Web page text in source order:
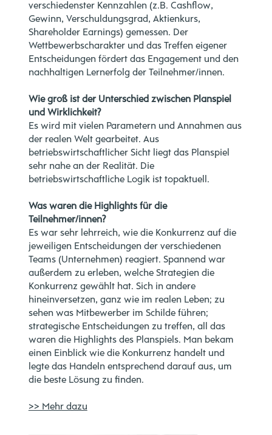
verschiedenster Kennzahlen (z.B. Cashflow,
Gewinn, Verschuldungsgrad, Aktienkurs,
Shareholder Earnings) gemessen. Der
Wettbewerbscharakter und das Treffen eigener
Entscheidungen fördert das Engagement und den
nachhaltigen Lernerfolg der Teilnehmer/innen.
Wie groß ist der Unterschied zwischen Planspiel
und Wirklichkeit?
Es wird mit vielen Parametern und Annahmen aus
der realen Welt gearbeitet. Aus
betriebswirtschaftlicher Sicht liegt das Planspiel
sehr nahe an der Realität. Die
betriebswirtschaftliche Logik ist topaktuell.
Was waren die Highlights für die
Teilnehmer/innen?
Es war sehr lehrreich, wie die Konkurrenz auf die
jeweiligen Entscheidungen der verschiedenen
Teams (Unternehmen) reagiert. Spannend war
außerdem zu erleben, welche Strategien die
Konkurrenz gewählt hat. Sich in andere
hineinversetzen, ganz wie im realen Leben; zu
sehen was Mitbewerber im Schilde führen;
strategische Entscheidungen zu treffen, all das
waren die Highlights des Planspiels. Man bekam
einen Einblick wie die Konkurrenz handelt und
legte das Handeln entsprechend darauf aus, um
die beste Lösung zu finden.
>> Mehr dazu